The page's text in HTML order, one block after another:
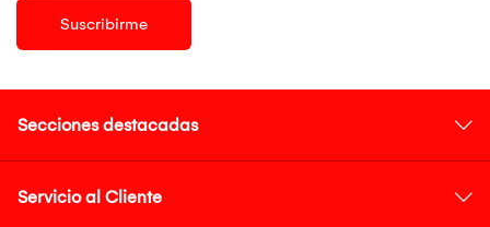
Suscribirme
Secciones destacadas
Servicio al Cliente